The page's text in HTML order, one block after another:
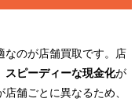
なのが店舗買取です。店
スピーディーな現金化が
舗ごとに異なるため、